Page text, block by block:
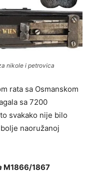
nikole i petrovica
rata sa Osmanskom
sa 7200
svakako nije bilo
naoružanoj
M1866/1867